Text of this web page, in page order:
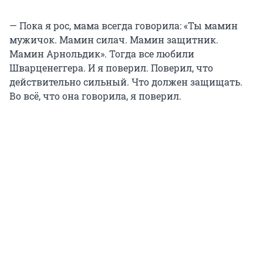
— Пока я рос, мама всегда говорила: «Ты мамин
мужичок. Мамин силач. Мамин защитник.
Мамин Арнольдик». Тогда все любили
Шварценеггера. И я поверил. Поверил, что
действительно сильный. Что должен защищать.
Во всё, что она говорила, я поверил.